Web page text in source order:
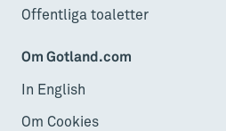
Offentliga toaletter
Om Gotland.com
In English
Om Cookies